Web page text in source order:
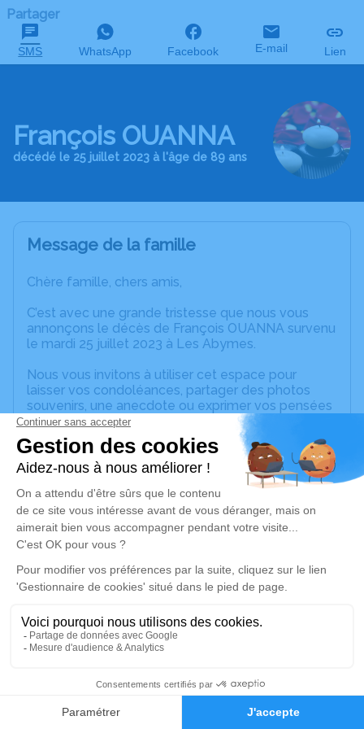
Faire-part Hommages
Partager
SMS WhatsApp Facebook E-mail Lien
François OUANNA
décédé le 25 juillet 2023 à l'âge de 89 ans
Message de la famille
Chère famille, chers amis,
C’est avec une grande tristesse que nous vous
annonçons le décès de François OUANNA survenu
le mardi 25 juillet 2023 à Les Abymes.
Nous vous invitons à utiliser cet espace pour
laisser vos condoléances, partager des photos
souvenirs, une anecdote ou exprimer vos pensées
à travers des poèmes ou des textes. Cet endroit
est un lieu d'expression dédié à honorer la
mémoire de François OUANNA.
Un service de plantation d’arbre hommage est
disponible ici.
Cérémonie religieuse
vendredi 28 juillet 2023 à 09h30
Chambre Funéraire Oualli et Fils de Sainte-
Anne
97180 Sainte-Anne